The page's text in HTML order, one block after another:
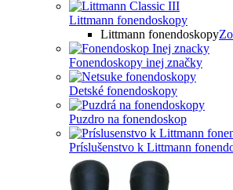
Littmann fonendoskopy
Littmann fonendoskopy
Fonendoskopy inej značky
Detské fonendoskopy
Puzdro na fonendoskop
Príslušenstvo k Littmann